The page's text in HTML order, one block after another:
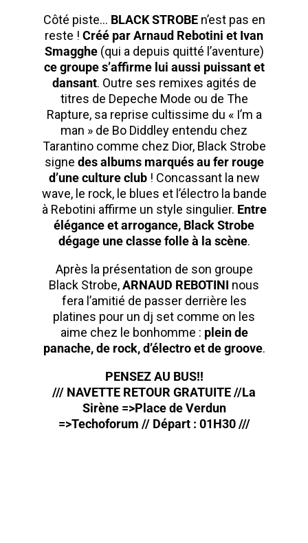
Côté piste… BLACK STROBEn’est pas en
reste ! Créé par Arnaud Rebotini et Ivan
Smagghe(qui a depuis quitté l’aventure)
ce groupe s’affirme lui aussi puissant et
dansant. Outre ses remixes agités de
titres de Depeche Mode ou de The
Rapture, sa reprise cultissime du « I’m a
man » de Bo Diddley entendu chez
Tarantino comme chez Dior, Black Strobe
signe des albums marqués au fer rouge
d’une culture club! Concassant la new
wave, le rock, le blues et l’électro la bande
à Rebotini affirme un style singulier. Entre
élégance et arrogance, Black Strobe
dégage une classe folle à la scène.
Après la présentation de son groupe
Black Strobe,ARNAUD REBOTINI nous
fera l’amitié de passer derrière les
platines pour un dj set comme on les
aime chez le bonhomme : plein de
panache, de rock, d’électro et de groove.
PENSEZ AU BUS!!
/// NAVETTE RETOUR GRATUITE //La
Sirène =>Place de Verdun
=>Techoforum // Départ : 01H30 ///